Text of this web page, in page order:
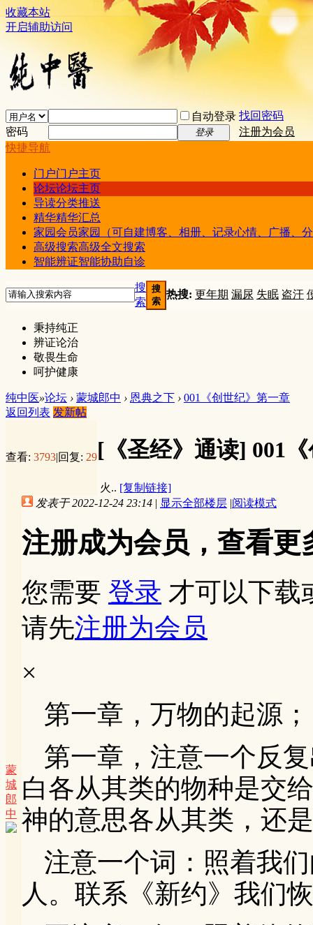
收藏本站
开启辅助访问
自动登录 找回密码
密码
登录
注册为会员
快捷导航
门户门户主页
论坛论坛主页
导读分类推送
精华精华汇总
家园会员家园（可自建博客、相册、记录心情、广播、
高级搜索高级全文搜索
智能辨证智能协助自诊
搜
索
搜
索
热搜: 更年期 漏尿 失眠 盗汗
秉持纯正
辨证论治
敬畏生命
呵护健康
纯中医»论坛 › 蒙城郎中 › 恩典之下 › 001《创世纪》第一章
返回列表 发新帖
查看: 3793|回复: 29[《圣经》通读] 001
火.. [复制链接]
蒙
城
郎
中
发表于 2022-12-24 23:14 | 显示全部楼层 |阅读模式
注册成为会员，查看
您需要 登录 才可以下载
请先注册为会员
×
第一章，万物的起源；
第一章，注意一个反
白各从其类的物种是交
神的意思各从其类，还
注意一个词：照着我
人。联系《新约》我们